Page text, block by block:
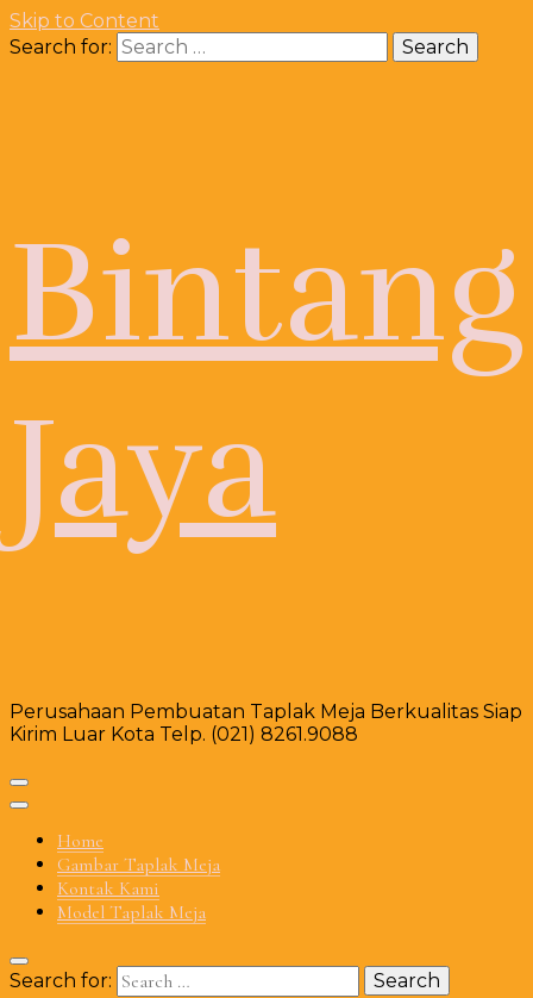
Skip to Content
Search for:
Bintang
Jaya
Perusahaan Pembuatan Taplak Meja Berkualitas Siap
Kirim Luar Kota Telp. (021) 8261.9088
Home
Gambar Taplak Meja
Kontak Kami
Model Taplak Meja
Search for: